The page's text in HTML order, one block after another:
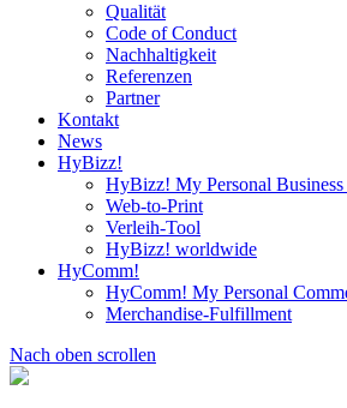
Qualität
Code of Conduct
Nachhaltigkeit
Referenzen
Partner
Kontakt
News
HyBizz!
HyBizz! My Personal
Web-to-Print
Verleih-Tool
HyBizz! worldwide
HyComm!
HyComm! My Personal
Merchandise-Fulfillment
Nach oben scrollen